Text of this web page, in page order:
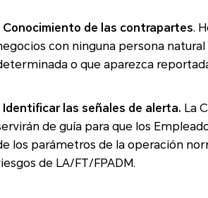
Conocimiento de las contrapartes.
con ninguna persona
determinada o que aparezca
Identificar las señales de alerta. La
de guía para que los Empleados y
los parámetros de la operación
riesgos de LA/FT/FPADM.